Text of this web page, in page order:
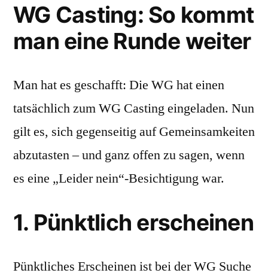
WG Casting: So kommt
man eine Runde weiter
Man hat es geschafft: Die WG hat einen
tatsächlich zum WG Casting eingeladen. Nun
gilt es, sich gegenseitig auf Gemeinsamkeiten
abzutasten – und ganz offen zu sagen, wenn
es eine „Leider nein“-Besichtigung war.
1. Pünktlich erscheinen
Pünktliches Erscheinen ist bei der WG Suche